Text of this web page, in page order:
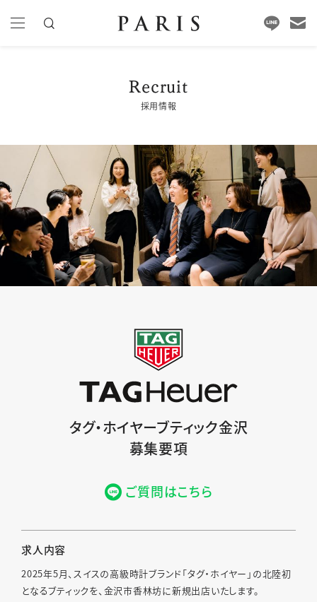
Recruit
採用情報
タグ・ホイヤーブティック金沢
募集要項
ご質問はこちら
求人内容
2025年5月、スイスの高級時計ブランド「タグ・ホイヤー」の北陸初
となるブティックを、金沢市香林坊に新規出店いたします。